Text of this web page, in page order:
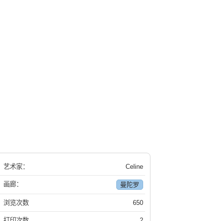
艺术家： Celine
画廊： 曼陀罗
浏览次数 650